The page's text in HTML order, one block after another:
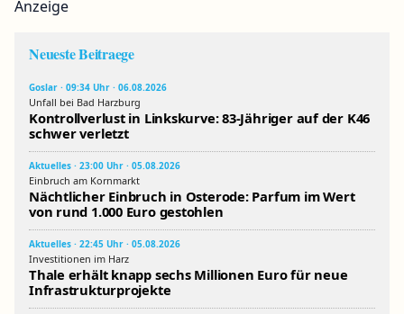
Anzeige
Neueste Beitraege
Goslar · 09:34 Uhr · 06.08.2026
Unfall bei Bad Harzburg
Kontrollverlust in Linkskurve: 83-Jähriger auf der K46
schwer verletzt
Aktuelles · 23:00 Uhr · 05.08.2026
Einbruch am Kornmarkt
Nächtlicher Einbruch in Osterode: Parfum im Wert
von rund 1.000 Euro gestohlen
Aktuelles · 22:45 Uhr · 05.08.2026
Investitionen im Harz
Thale erhält knapp sechs Millionen Euro für neue
Infrastrukturprojekte